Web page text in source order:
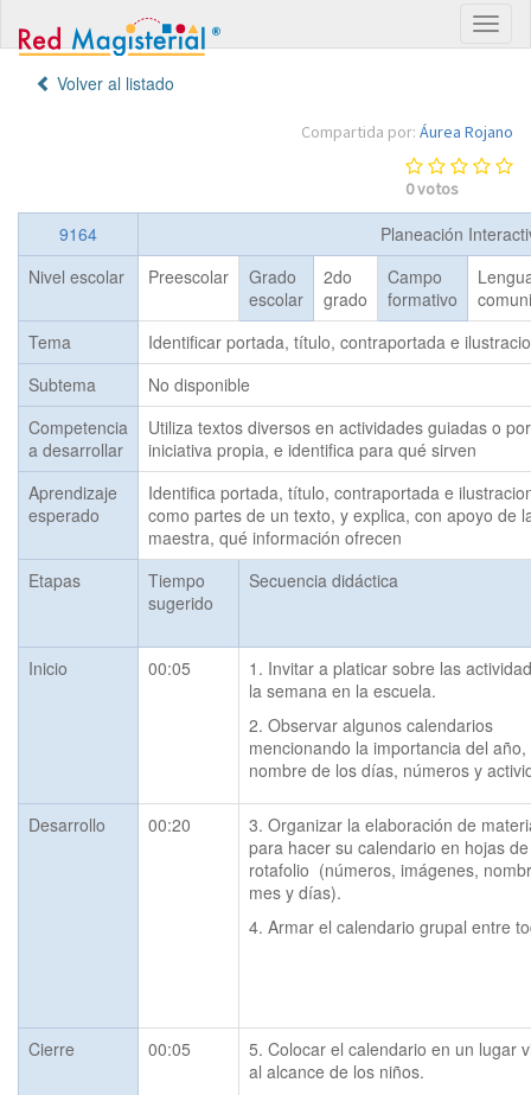
Volver al listado
Compartida por: Áurea Rojano
0votos
9164
Planeación
Nivel escolar
Preescolar
Grado
escolar
2do
grado
Campo
formativo
Tema
Identificar portada, título, contraportada e
Subtema
No disponible
Competencia
a desarrollar
Utiliza textos diversos en actividades guiadas o por
iniciativa propia, e identifica para qué sirven
Aprendizaje
esperado
Identifica portada, título, contraportada e
como partes de un texto, y explica, con apoyo de
maestra, qué información ofrecen
Etapas
Tiempo
sugerido
Secuencia didáctica
Inicio 00:05
1. Invitar a platicar sobre las
la semana en la escuela.
2. Observar algunos calendarios
mencionando la importancia del año,
nombre de los días, números y
Desarrollo 00:20
3. Organizar la elaboración de
para hacer su calendario en hojas de
rotafolio  (números, imágenes,
mes y días).
4. Armar el calendario grupal entre
Cierre 00:05
5. Colocar el calendario en un lugar
al alcance de los niños.